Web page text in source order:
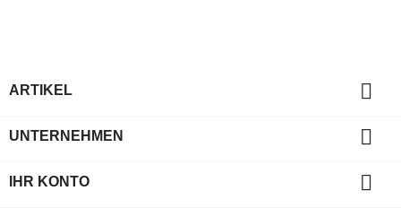
ARTIKEL 
UNTERNEHMEN 
IHR KONTO 